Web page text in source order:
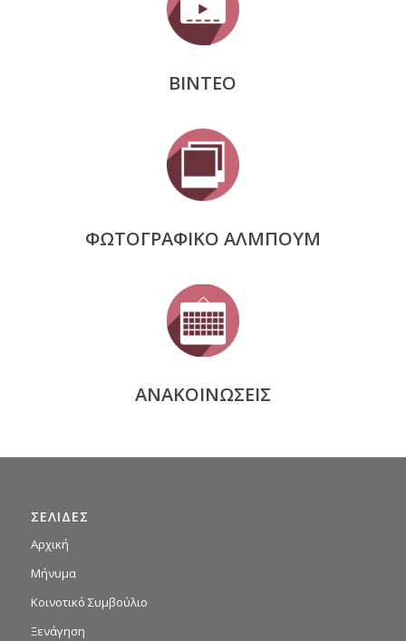
ΒΙΝΤΕΟ
ΦΩΤΟΓΡΑΦΙΚΟ ΑΛΜΠΟΥΜ
ΑΝΑΚΟΙΝΩΣΕΙΣ
ΣΕΛΙΔΕΣ
Αρχική
Μήνυμα
Κοινοτικό Συμβούλιο
Ξενάγηση